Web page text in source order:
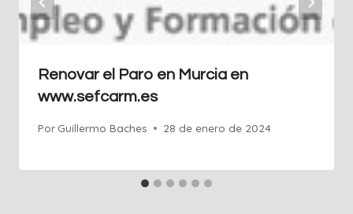
Renovar el Paro en Murcia en
www.sefcarm.es
Por Guillermo Baches 28 de enero de 2024